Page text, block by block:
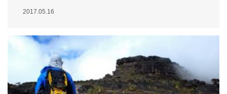
2017.05.16